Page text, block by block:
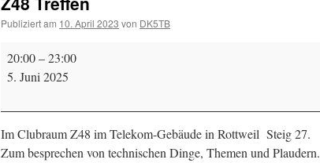
Publiziert am 10. April 2023 von DK5TB
Z48
Treffen
20:00–23:00
5. Juni 2025
Im Clubraum Z48 im Telekom-Gebäude in Rottweil Steig 27.
Zum besprechen von technischen Dinge, Themen und Plaudern.